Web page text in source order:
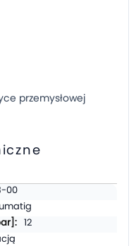
przemysłowej
00
12